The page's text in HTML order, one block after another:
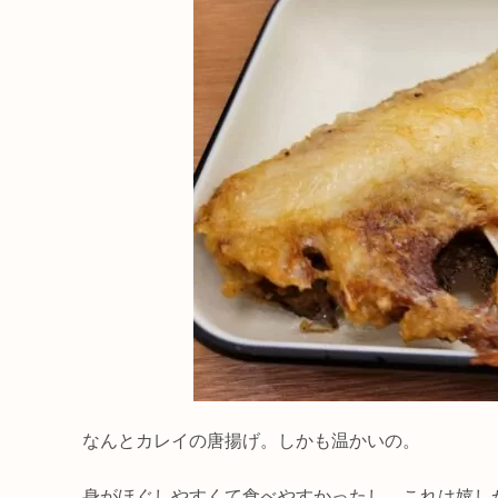
なんとカレイの唐揚げ。しかも温かいの。